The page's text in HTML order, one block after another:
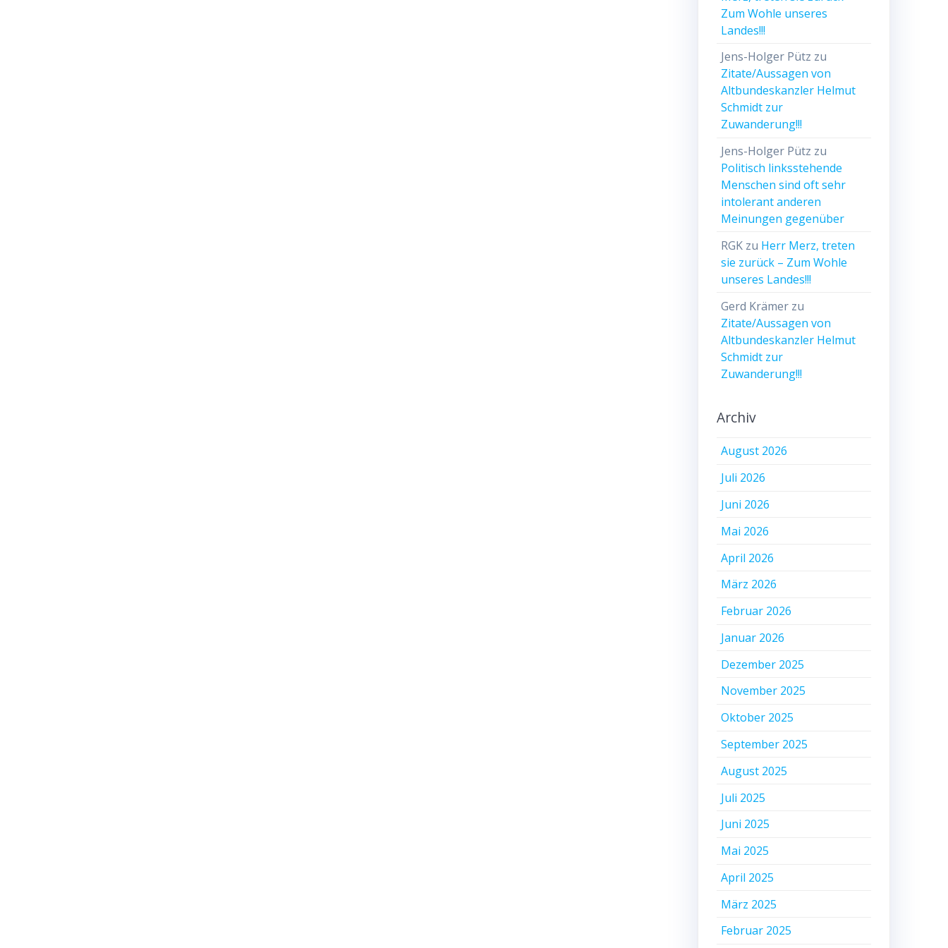
Zum Wohle unseres
Landes!!!
Jens-Holger Pütz zu
Zitate/Aussagen von
Altbundeskanzler Helmut
Schmidt zur
Zuwanderung!!!
Jens-Holger Pütz zu
Politisch linksstehende
Menschen sind oft sehr
intolerant anderen
Meinungen gegenüber
RGK zu Herr Merz, treten
sie zurück – Zum Wohle
unseres Landes!!!
Gerd Krämer zu
Zitate/Aussagen von
Altbundeskanzler Helmut
Schmidt zur
Zuwanderung!!!
Archiv
August 2026
Juli 2026
Juni 2026
Mai 2026
April 2026
März 2026
Februar 2026
Januar 2026
Dezember 2025
November 2025
Oktober 2025
September 2025
August 2025
Juli 2025
Juni 2025
Mai 2025
April 2025
März 2025
Februar 2025